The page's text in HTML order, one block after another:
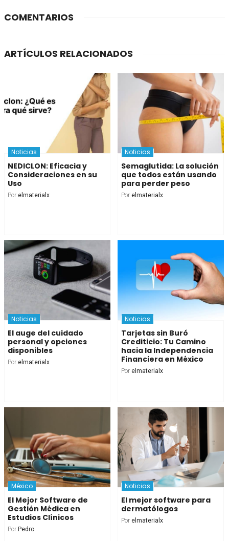
COMENTARIOS
ARTÍCULOS RELACIONADOS
Noticias
NEDICLON: Eficacia y
Consideraciones en su
Uso
Por elmaterialx
Noticias
Semaglutida: La solución
que todos están usando
para perder peso
Por elmaterialx
Noticias
El auge del cuidado
personal y opciones
disponibles
Por elmaterialx
Noticias
Tarjetas sin Buró
Crediticio: Tu Camino
hacia la Independencia
Financiera en México
Por elmaterialx
México
El Mejor Software de
Gestión Médica en
Estudios Clínicos
Por Pedro
Noticias
El mejor software para
dermatólogos
Por elmaterialx